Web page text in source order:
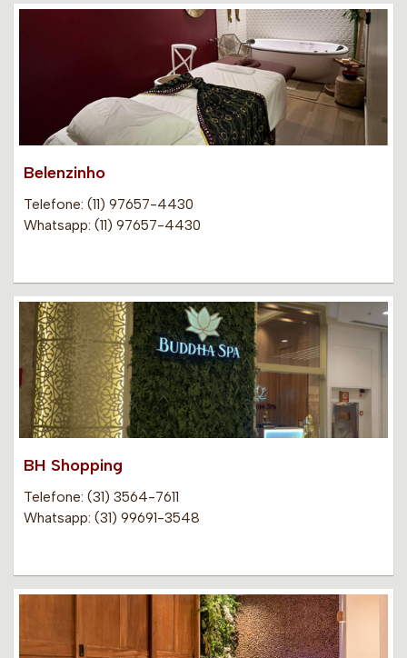
Belenzinho
Telefone: (11) 97657-4430
Whatsapp: (11) 97657-4430
BH Shopping
Telefone: (31) 3564-7611
Whatsapp: (31) 99691-3548